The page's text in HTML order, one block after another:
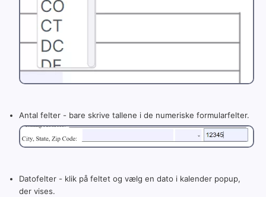
Antal felter - bare skrive tallene i de numeriske formularfelter.
Datofelter - klik på feltet og vælg en dato i kalender popup,
der vises.